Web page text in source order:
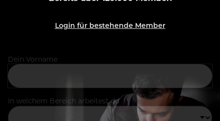
Login für bestehende Member
Dein Vorname
In welchem Bereich arbeitest du